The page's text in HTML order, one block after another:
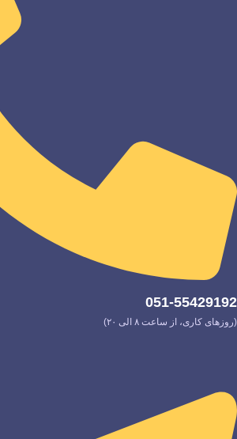
051-55429192
(روزهای کاری، از ساعت ۸ الی ۲۰)